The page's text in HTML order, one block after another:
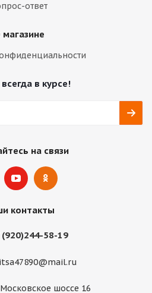
ответ
магазине
в курсе!
на связи
контакты
(920)244-58-19
шоссе 16